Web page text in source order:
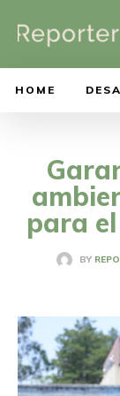
HOME
para
BY